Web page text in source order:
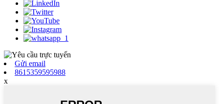
Gửi email
8615359595988
x